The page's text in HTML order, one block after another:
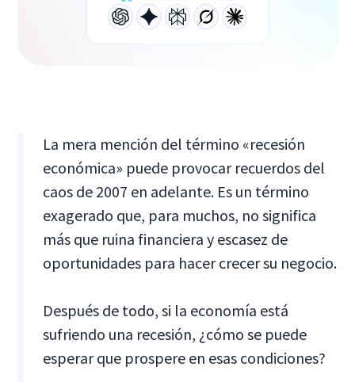
La mera mención del término «recesión
económica» puede provocar recuerdos del
caos de 2007 en adelante. Es un término
exagerado que, para muchos, no significa
más que ruina financiera y escasez de
oportunidades para hacer crecer su negocio.
Después de todo, si la economía está
sufriendo una recesión, ¿cómo se puede
esperar que prospere en esas condiciones?